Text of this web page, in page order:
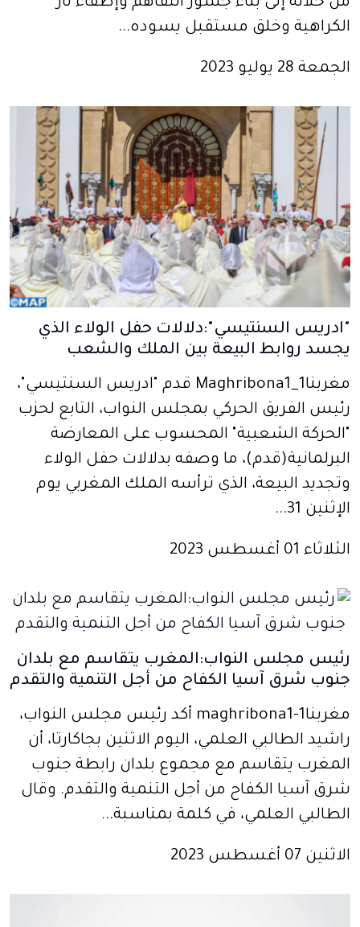
الكراهية وخلق مستقبل يسوده...
الجمعة 28 يوليو 2023
"ادريس السنتيسي":دلالات حفل الولاء الذي
يجسد روابط البيعة بين الملك والشعب
مغربنا1_Maghribona1 قدم "ادريس السنتيسي"،
رئيس الفريق الحركي بمجلس النواب، التابع لحزب
"الحركة الشعبية" المحسوب على المعارضة
البرلمانية(قدم)، ما وصفه بدلالات حفل الولاء
وتجديد البيعة، الذي ترأسه الملك المغربي يوم
الإثنين 31...
الثلاثاء 01 أغسطس 2023
رئيس مجلس النواب:المغرب يتقاسم مع بلدان
جنوب شرق آسيا الكفاح من أجل التنمية والتقدم
مغربنا1-maghribona1 أكد رئيس مجلس النواب،
راشيد الطالبي العلمي، اليوم الاثنين بجاكارتا، أن
المغرب يتقاسم مع مجموع بلدان رابطة جنوب
شرق آسيا الكفاح من أجل التنمية والتقدم. وقال
الطالبي العلمي، في كلمة بمناسبة...
الاثنين 07 أغسطس 2023